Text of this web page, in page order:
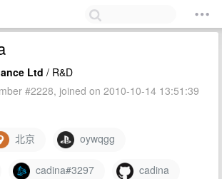
Ltd / R&D
#2228, joined on 2010-10-14 13:51:39
北京 oywqgg
cadina#3297 cadina